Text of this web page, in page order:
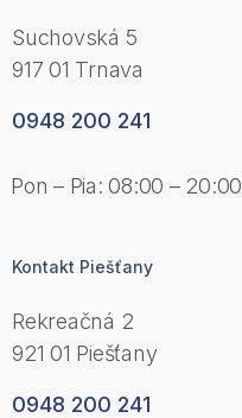
Suchovská 5
917 01 Trnava
0948 200 241
Pon – Pia: 08:00 – 20:00
Kontakt Piešťany
Rekreačná 2
921 01 Piešťany
0948 200 241